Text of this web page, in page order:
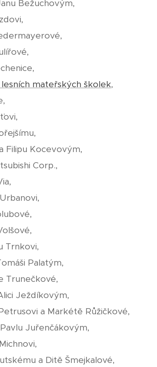
Bežuchovým,
lesních mateřských školek,
Filipu Kocevovým,
Corp.,
Trnkovi,
Palatým,
Trunečkové,
Ježdíkovým,
a Markétě Růžičkové,
Juřenčákovým,
a Ditě Šmejkalové,